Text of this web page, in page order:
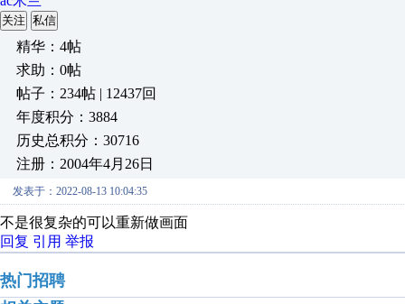
关注 私信
精华：4帖
求助：0帖
帖子：234帖 | 12437回
年度积分：3884
历史总积分：30716
注册：2004年4月26日
发表于：2022-08-13 10:04:35
不是很复杂的可以重新做画面
回复 引用 举报
热门招聘